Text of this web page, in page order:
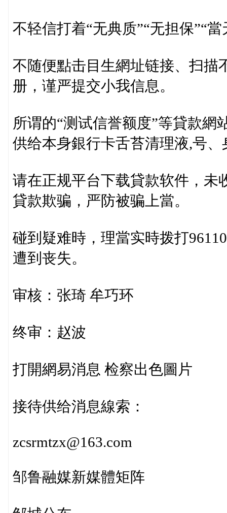
不轻信打着“无典质”“无担保”“
不随便點击目生網址链接、扫描
册，谨严提交小我信息。
所谓的“测试信誉额度”等貸款
供给本身銀行卡舌苔清理液,号
请在正规平台下载貸款软件，未
貸款欺骗，严防被骗上當。
碰到疑难時，理當实時拨打
遭到丧失。
审核：张琦 牟巧环
终审：赵波
打開網易消息 检察出色圖片
接待供给消息線索：
zcsrmtzx@163.com
邹鲁融媒新媒體矩阵